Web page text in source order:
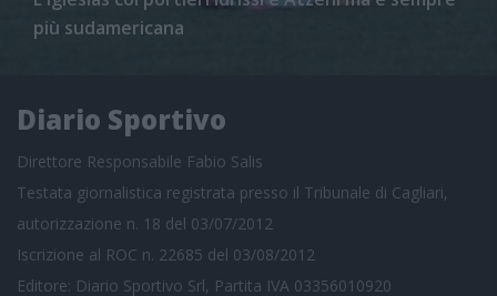
più sudamericana
Diario Sportivo
Direttore Responsabile Fabio Salis
Testata giornalistica registrata presso il Tribunale di Cagliari,
autorizzazione n. 18 del 03/07/2012
Iscrizione al ROC n. 22685 del 03/08/2012
Editore: Diario Sportivo Srl, Partita IVA 03356010920